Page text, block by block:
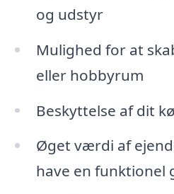
og udstyr
Mulighed for at
eller hobbyrum
Beskyttelse af dit
Øget værdi af
have en funktionel